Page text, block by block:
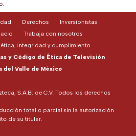
S.A.B. de C.V. Todos los derechos
total o parcial sin la autorización
de su titular.
Derechos
Inversionistas
Trabaja con nosotros
integridad y cumplimiento
y Código de Ética de Televisión
del Valle de México